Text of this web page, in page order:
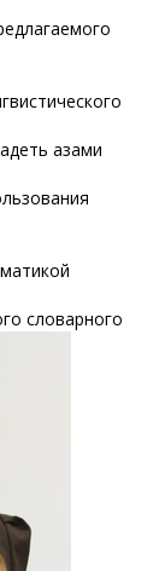
азами
словарного